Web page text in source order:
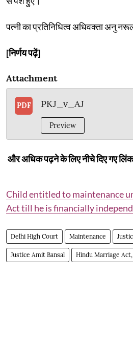
पत्नी का प्रतिनिधित्व अधिवक्ता अनु
[निर्णय पढ़ें]
Attachment
PDF PKJ_v_AJ
Preview
और अधिक पढ़ने के लिए नीचे दिए गए
Child entitled to maintenance
Act till he is financially
Delhi High Court Maintenance
Justice Amit Bansal Hindu Marriage Act,